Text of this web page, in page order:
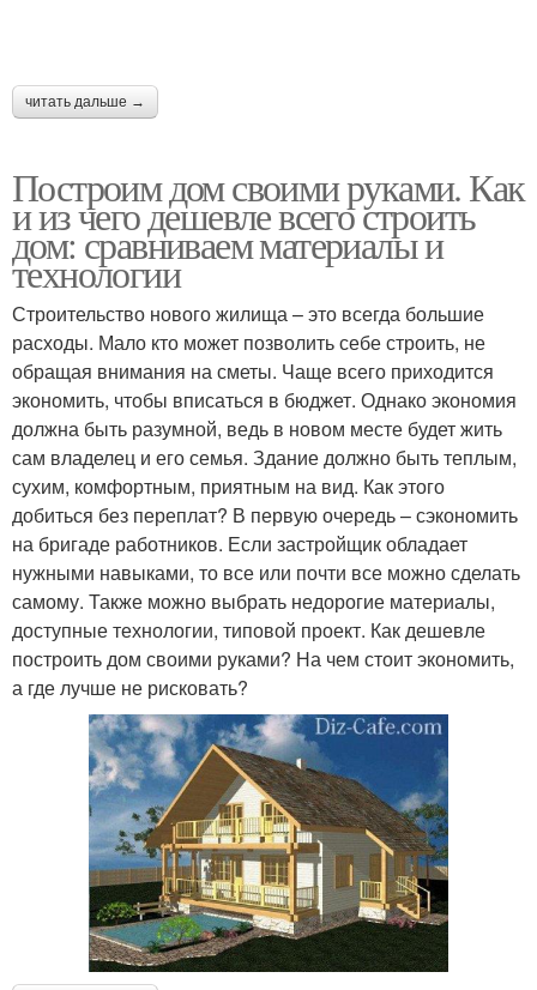
читать дальше →
Построим дом своими руками. Как
и из чего дешевле всего строить
дом: сравниваем материалы и
технологии
Строительство нового жилища – это всегда большие
расходы. Мало кто может позволить себе строить, не
обращая внимания на сметы. Чаще всего приходится
экономить, чтобы вписаться в бюджет. Однако экономия
должна быть разумной, ведь в новом месте будет жить
сам владелец и его семья. Здание должно быть теплым,
сухим, комфортным, приятным на вид. Как этого
добиться без переплат? В первую очередь – сэкономить
на бригаде работников. Если застройщик обладает
нужными навыками, то все или почти все можно сделать
самому. Также можно выбрать недорогие материалы,
доступные технологии, типовой проект. Как дешевле
построить дом своими руками? На чем стоит экономить,
а где лучше не рисковать?